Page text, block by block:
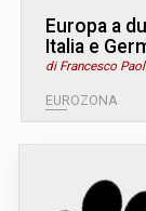
Europa a
Italia e
di Francesco
EUROZONA